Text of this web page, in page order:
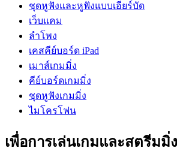
ชุดหูฟังและหูฟังแบบเอียร์บัด
เว็บแคม
ลำโพง
เคสคีย์บอร์ด iPad
เมาส์เกมมิ่ง
คีย์บอร์ดเกมมิ่ง
ชุดหูฟังเกมมิ่ง
ไมโครโฟน
เพื่อการเล่นเกมและสตรีมมิ่ง